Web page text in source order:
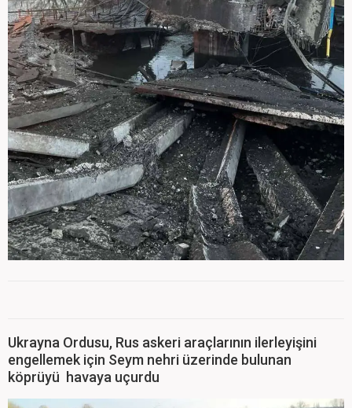
Ukrayna Ordusu, Rus askeri araçlarının ilerleyişini
engellemek için Seym nehri üzerinde bulunan
köprüyü havaya uçurdu